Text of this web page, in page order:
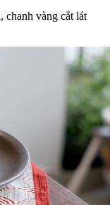
chanh vàng cắt lát